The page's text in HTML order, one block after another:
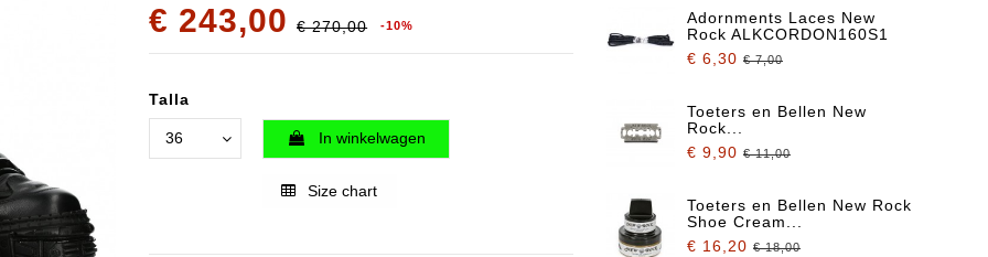
€ 243,00 € 270,00 -10%
Talla
In winkelwagen
Size chart
Adornments Laces New
Rock ALKCORDON160S1
€ 6,30 € 7,00
Toeters en Bellen New
Rock...
€ 9,90 € 11,00
Toeters en Bellen New Rock
Shoe Cream...
€ 16,20 € 18,00